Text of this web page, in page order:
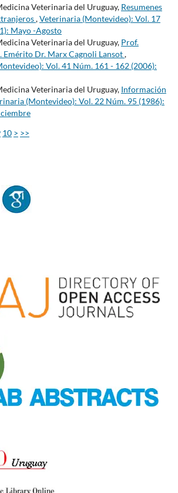
Veterinaria del Uruguay, Resumenes
,Veterinaria (Montevideo): Vol. 17
Mayo -Agosto
Veterinaria del Uruguay, Prof.
Emérito Dr. Marx Cagnoli Lansot,
Vol. 41 Núm. 161 - 162 (2006):
Veterinaria del Uruguay, Información
(Montevideo): Vol. 22 Núm. 95 (1986):
10 > >>